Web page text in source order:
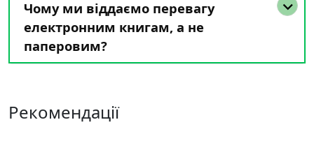
Чому ми віддаємо перевагу
електронним книгам, а не
паперовим?
Рекомендації